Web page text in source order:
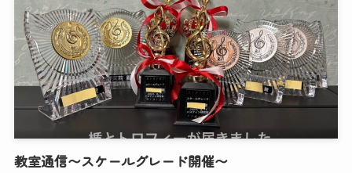
教室通信〜スケールグレード開催〜